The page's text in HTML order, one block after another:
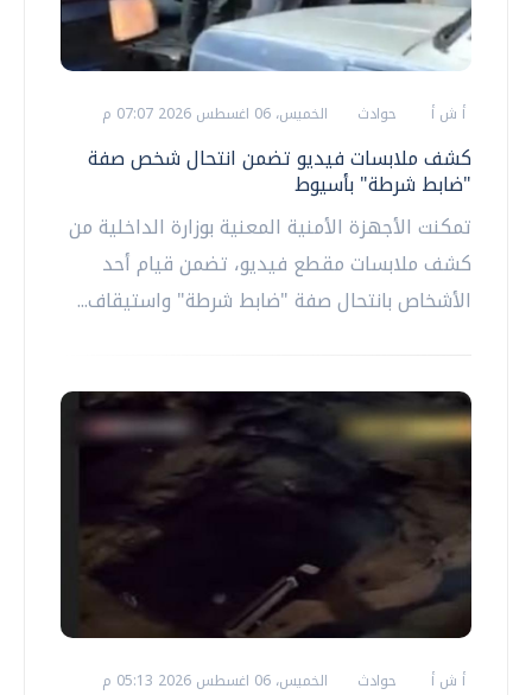
أ ش أ حوادث الخميس، 06 اغسطس 2026 07:07 م
كشف ملابسات فيديو تضمن انتحال شخص صفة
"ضابط شرطة" بأسيوط
تمكنت الأجهزة الأمنية المعنية بوزارة الداخلية من
كشف ملابسات مقطع فيديو، تضمن قيام أحد
الأشخاص بانتحال صفة "ضابط شرطة" واستيقاف...
أ ش أ حوادث الخميس، 06 اغسطس 2026 05:13 م